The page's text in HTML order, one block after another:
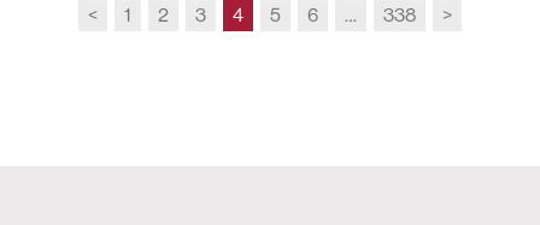
< 1 2 3 4 5 6 … 338 >